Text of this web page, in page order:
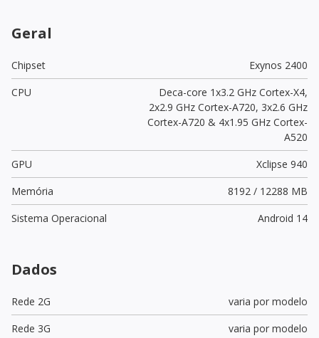
Geral
Chipset
Exynos 2400
CPU
Deca-core 1x3.2 GHz Cortex-X4,
2x2.9 GHz Cortex-A720, 3x2.6 GHz
Cortex-A720 & 4x1.95 GHz Cortex-
A520
GPU
Xclipse 940
Memória
8192 / 12288 MB
Sistema Operacional
Android 14
Dados
Rede 2G
varia por modelo
Rede 3G
varia por modelo